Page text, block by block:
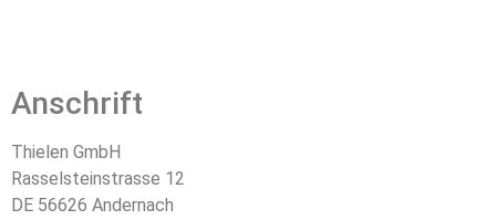
Anschrift
Thielen GmbH
Rasselsteinstrasse 12
DE 56626 Andernach